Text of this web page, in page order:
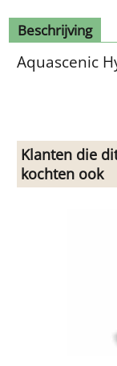
Beschrijving
Aquascenic
Klanten die
kochten ook